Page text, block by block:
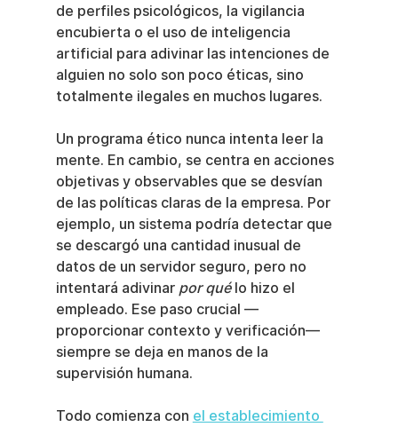
de perfiles psicológicos, la vigilancia
encubierta o el uso de inteligencia
artificial para adivinar las intenciones de
alguien no solo son poco éticas, sino
totalmente ilegales en muchos lugares.
Un programa ético nunca intenta leer la
mente. En cambio, se centra en acciones
objetivas y observables que se desvían
de las políticas claras de la empresa. Por
ejemplo, un sistema podría detectar que
se descargó una cantidad inusual de
datos de un servidor seguro, pero no
intentará adivinar por qué lo hizo el
empleado. Ese paso crucial —
proporcionar contexto y verificación—
siempre se deja en manos de la
supervisión humana.
Todo comienza con el establecimiento